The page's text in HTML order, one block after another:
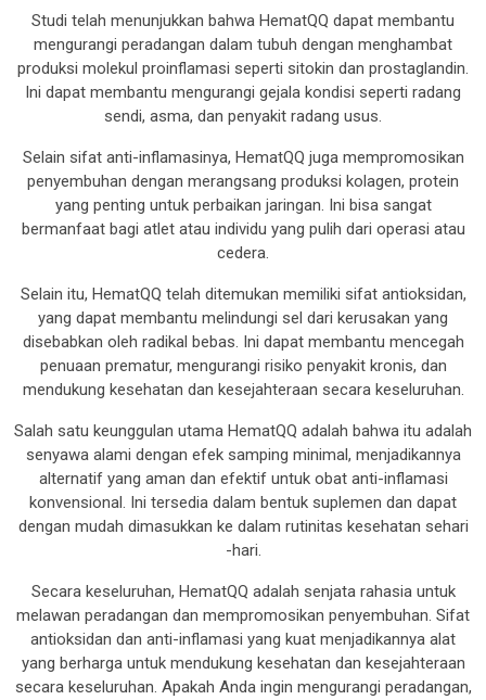
Studi telah menunjukkan bahwa HematQQ dapat membantu
mengurangi peradangan dalam tubuh dengan menghambat
produksi molekul proinflamasi seperti sitokin dan prostaglandin.
Ini dapat membantu mengurangi gejala kondisi seperti radang
sendi, asma, dan penyakit radang usus.
Selain sifat anti-inflamasinya, HematQQ juga mempromosikan
penyembuhan dengan merangsang produksi kolagen, protein
yang penting untuk perbaikan jaringan. Ini bisa sangat
bermanfaat bagi atlet atau individu yang pulih dari operasi atau
cedera.
Selain itu, HematQQ telah ditemukan memiliki sifat antioksidan,
yang dapat membantu melindungi sel dari kerusakan yang
disebabkan oleh radikal bebas. Ini dapat membantu mencegah
penuaan prematur, mengurangi risiko penyakit kronis, dan
mendukung kesehatan dan kesejahteraan secara keseluruhan.
Salah satu keunggulan utama HematQQ adalah bahwa itu adalah
senyawa alami dengan efek samping minimal, menjadikannya
alternatif yang aman dan efektif untuk obat anti-inflamasi
konvensional. Ini tersedia dalam bentuk suplemen dan dapat
dengan mudah dimasukkan ke dalam rutinitas kesehatan sehari
-hari.
Secara keseluruhan, HematQQ adalah senjata rahasia untuk
melawan peradangan dan mempromosikan penyembuhan. Sifat
antioksidan dan anti-inflamasi yang kuat menjadikannya alat
yang berharga untuk mendukung kesehatan dan kesejahteraan
secara keseluruhan. Apakah Anda ingin mengurangi peradangan,